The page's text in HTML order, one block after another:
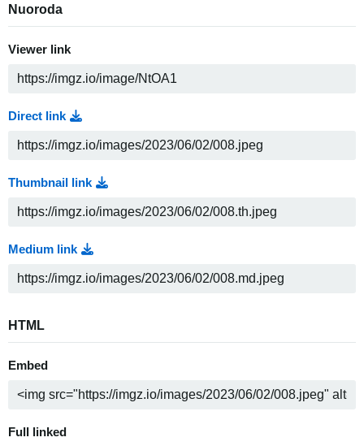
Nuoroda
Viewer link
Direct link
Thumbnail link
Medium link
HTML
Embed
Full linked